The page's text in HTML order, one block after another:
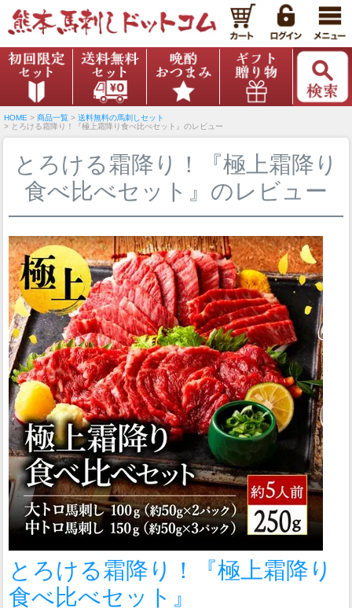
HOME 商品一覧
送料無料の馬刺しセット
とろける霜降り！『極上霜降り食べ比べセット』のレビュー
とろける霜降り！『極上霜降り
食べ比べセット』のレビュー
とろける霜降り！『極上霜降り
食べ比べセット』